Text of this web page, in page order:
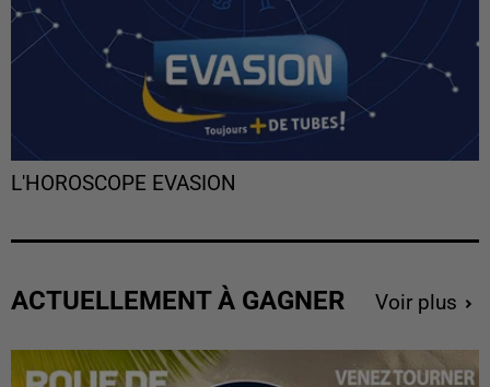
L'HOROSCOPE EVASION
ACTUELLEMENT À GAGNER Voir plus